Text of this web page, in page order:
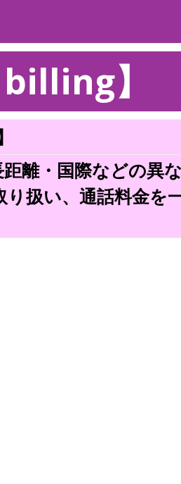
】
離・国際などの異
扱い、通話料金を